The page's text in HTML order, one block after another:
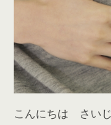
こんにちは さいじ